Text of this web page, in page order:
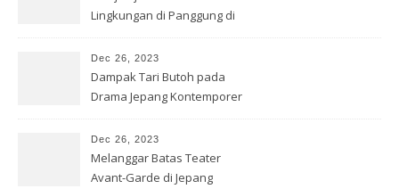
Lingkungan di Panggung di
Dec 26, 2023
Dampak Tari Butoh pada
Drama Jepang Kontemporer
Dec 26, 2023
Melanggar Batas Teater
Avant-Garde di Jepang